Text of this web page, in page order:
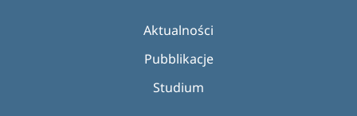
Aktualności
Pubblikacje
Studium